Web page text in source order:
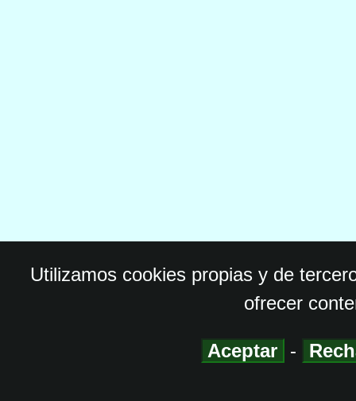
Utilizamos cookies propias y de
ofrecer
Aceptar -